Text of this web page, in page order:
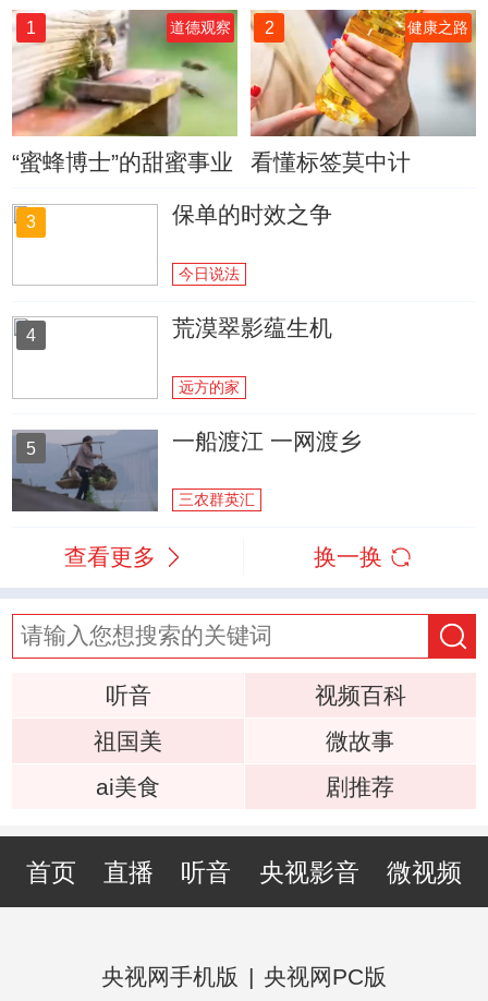
1 道德观察
“蜜蜂博士”的甜蜜事业
2 健康之路
看懂标签莫中计
3 保单的时效之争
今日说法
4 荒漠翠影蕴生机
远方的家
5 一船渡江 一网渡乡
三农群英汇
查看更多 换一换
听音
视频百科
祖国美
微故事
ai美食
剧推荐
首页 直播 听音 央视影音 微视频
央视网手机版 | 央视网PC版